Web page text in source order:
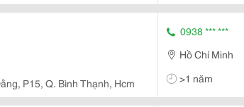
P15, Q. Bình Thạnh, Hcm
0938 *** ***
Hồ Chí Minh
>1 năm